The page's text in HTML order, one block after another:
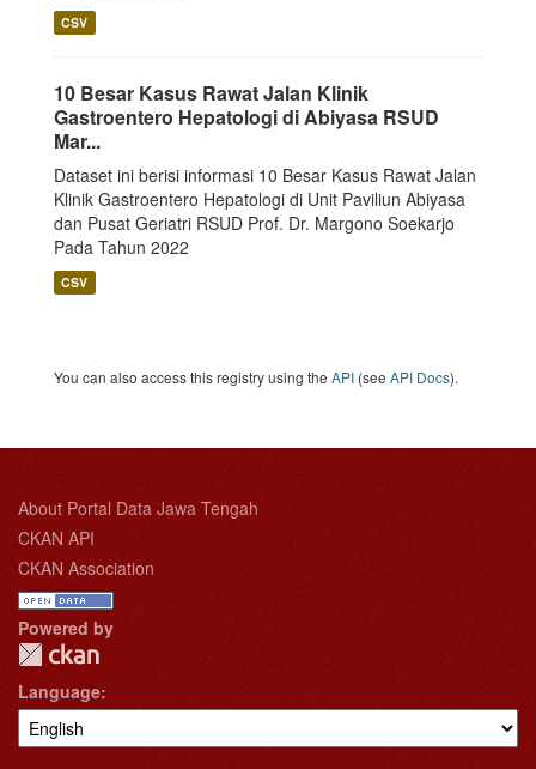
CSV
10 Besar Kasus Rawat Jalan Klinik
Gastroentero Hepatologi di Abiyasa RSUD
Mar...
Dataset ini berisi informasi 10 Besar Kasus Rawat Jalan
Klinik Gastroentero Hepatologi di Unit Paviliun Abiyasa
dan Pusat Geriatri RSUD Prof. Dr. Margono Soekarjo
Pada Tahun 2022
CSV
You can also access this registry using the API (see API Docs).
About Portal Data Jawa Tengah
CKAN API
CKAN Association
Powered by
Language